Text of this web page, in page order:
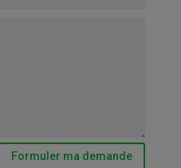
Formuler ma demande